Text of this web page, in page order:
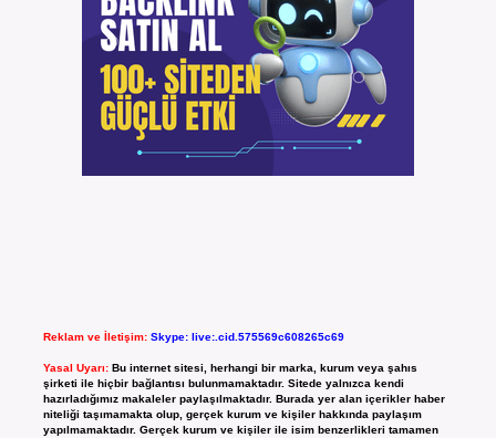
Reklam ve İletişim: Skype: live:.cid.575569c608265c69
Yasal Uyarı: Bu internet sitesi, herhangi bir marka, kurum veya şahıs
şirketi ile hiçbir bağlantısı bulunmamaktadır. Sitede yalnızca kendi
hazırladığımız makaleler paylaşılmaktadır. Burada yer alan içerikler haber
niteliği taşımamakta olup, gerçek kurum ve kişiler hakkında paylaşım
yapılmamaktadır. Gerçek kurum ve kişiler ile isim benzerlikleri tamamen